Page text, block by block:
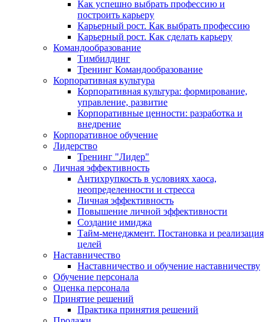
Как успешно выбрать профессию и
построить карьеру
Карьерный рост. Как выбрать профессию
Карьерный рост. Как сделать карьеру
Командообразование
Тимбилдинг
Тренинг Командообразование
Корпоративная культура
Корпоративная культура: формирование,
управление, развитие
Корпоративные ценности: разработка и
внедрение
Корпоративное обучение
Лидерство
Тренинг "Лидер"
Личная эффективность
Антихрупкость в условиях хаоса,
неопределенности и стресса
Личная эффективность
Повышение личной эффективности
Создание имиджа
Тайм-менеджмент. Постановка и реализация
целей
Наставничество
Наставничество и обучение наставничеству
Обучение персонала
Оценка персонала
Принятие решений
Практика принятия решений